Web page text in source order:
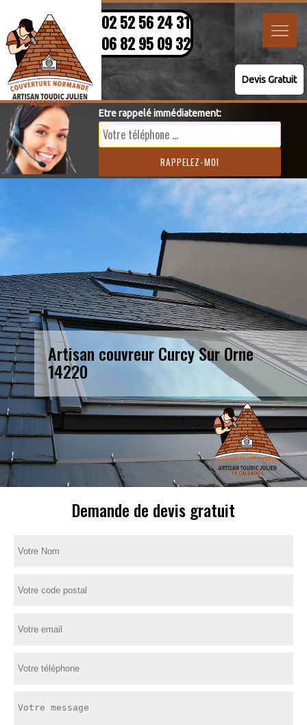
02 52 56 24 31
06 82 95 09 32
Devis Gratuit
Etre rappelé immédiatement:
Artisan couvreur Curcy Sur Orne
14220
Demande de devis gratuit